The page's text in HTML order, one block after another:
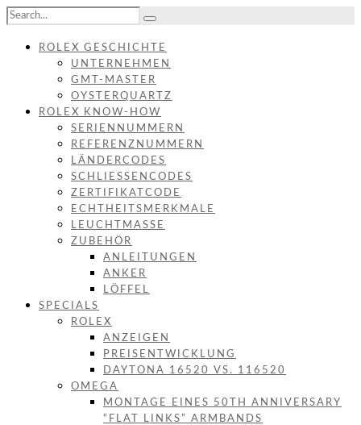
ROLEX GESCHICHTE
UNTERNEHMEN
GMT-MASTER
OYSTERQUARTZ
ROLEX KNOW-HOW
SERIENNUMMERN
REFERENZNUMMERN
LÄNDERCODES
SCHLIESSENCODES
ZERTIFIKATCODE
ECHTHEITSMERKMALE
LEUCHTMASSE
ZUBEHÖR
ANLEITUNGEN
ANKER
LÖFFEL
SPECIALS
ROLEX
ANZEIGEN
PREISENTWICKLUNG
DAYTONA 16520 VS. 116520
OMEGA
MONTAGE EINES 50TH ANNIVERSARY
“FLAT LINKS” ARMBANDS